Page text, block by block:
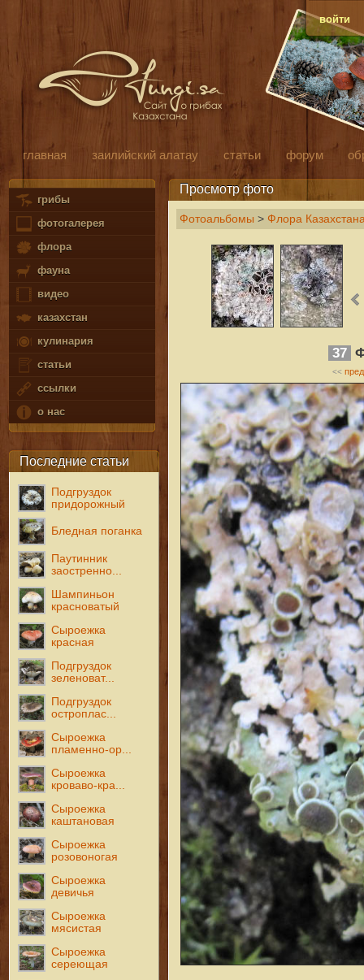
войти
главная заилийский алатау статьи форум
грибы
фотогалерея
флора
фауна
видео
казахстан
кулинария
статьи
ссылки
о нас
Последние статьи
Подгруздок
придорожный
Бледная поганка
Паутинник
заостренно...
Шампиньон
красноватый
Сыроежка
красная
Подгруздок
зеленоват...
Подгруздок
остроплас...
Сыроежка
пламенно-ор...
Сыроежка
кроваво-кра...
Сыроежка
каштановая
Сыроежка
розовоногая
Сыроежка
девичья
Сыроежка
мясистая
Сыроежка
сереющая
Просмотр фото
Фотоальбомы > Флора
37
<<